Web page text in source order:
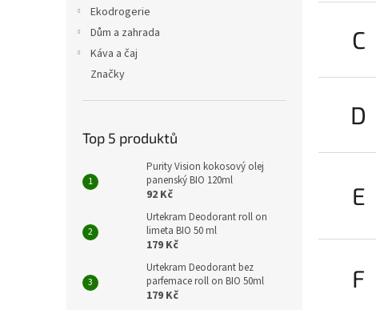
Ekodrogerie
Dům a zahrada
Káva a čaj
Značky
Top 5 produktů
Purity Vision kokosový olej
panenský BIO 120ml
92 Kč
Urtekram Deodorant roll on
limeta BIO 50 ml
179 Kč
Urtekram Deodorant bez
parfemace roll on BIO 50ml
179 Kč
C
D
E
F